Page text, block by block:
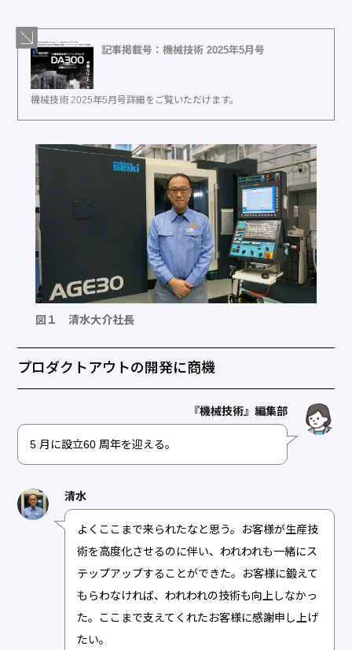
記事掲載号：機械技術 2025年5月号
機械技術 2025年5月号詳細をご覧いただけます。
図１ 清水大介社長
プロダクトアウトの開発に商機
『機械技術』編集部
5 月に設立60 周年を迎える。
清水
よくここまで来られたなと思う。お客様が生産技
術を高度化させるのに伴い、われわれも一緒にス
テップアップすることができた。お客様に鍛えて
もらわなければ、われわれの技術も向上しなかっ
た。ここまで支えてくれたお客様に感謝申し上げ
たい。